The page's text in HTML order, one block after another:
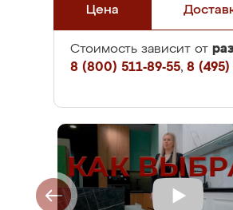
Цена
Стоимость зависит от
8 (800) 511-89-55, 8 (495)